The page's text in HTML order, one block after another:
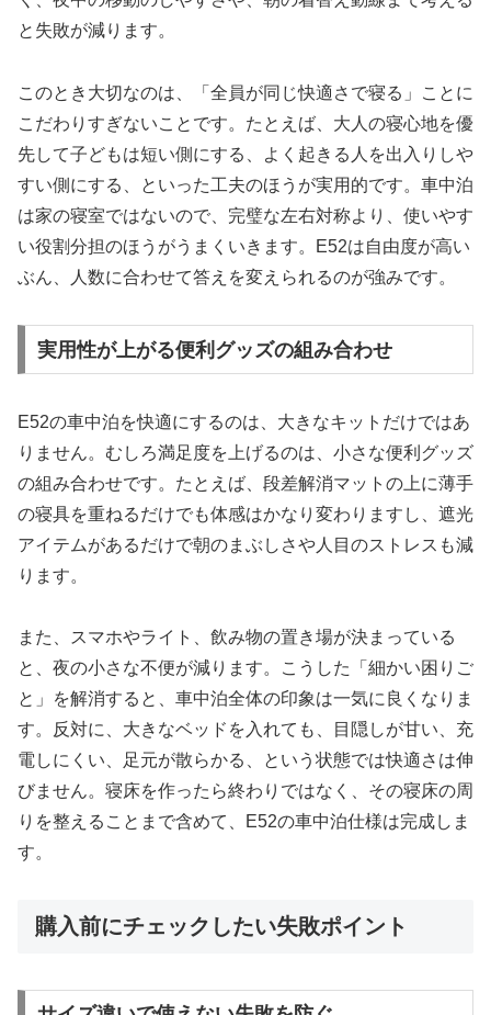
と失敗が減ります。
このとき大切なのは、「全員が同じ快適さで寝る」ことに
こだわりすぎないことです。たとえば、大人の寝心地を優
先して子どもは短い側にする、よく起きる人を出入りしや
すい側にする、といった工夫のほうが実用的です。車中泊
は家の寝室ではないので、完璧な左右対称より、使いやす
い役割分担のほうがうまくいきます。E52は自由度が高い
ぶん、人数に合わせて答えを変えられるのが強みです。
実用性が上がる便利グッズの組み合わせ
E52の車中泊を快適にするのは、大きなキットだけではあ
りません。むしろ満足度を上げるのは、小さな便利グッズ
の組み合わせです。たとえば、段差解消マットの上に薄手
の寝具を重ねるだけでも体感はかなり変わりますし、遮光
アイテムがあるだけで朝のまぶしさや人目のストレスも減
ります。
また、スマホやライト、飲み物の置き場が決まっている
と、夜の小さな不便が減ります。こうした「細かい困りご
と」を解消すると、車中泊全体の印象は一気に良くなりま
す。反対に、大きなベッドを入れても、目隠しが甘い、充
電しにくい、足元が散らかる、という状態では快適さは伸
びません。寝床を作ったら終わりではなく、その寝床の周
りを整えることまで含めて、E52の車中泊仕様は完成しま
す。
購入前にチェックしたい失敗ポイント